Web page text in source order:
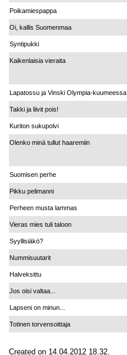
Poikamiespappa
Oi, kallis Suomenmaa
Syntipukki
Kaikenlaisia vieraita
Lapatossu ja Vinski Olympia-kuumeessa
Takki ja liivit pois!
Kuriton sukupolvi
Olenko minä tullut haaremiin
Suomisen perhe
Pikku pelimanni
Perheen musta lammas
Vieras mies tuli taloon
Syyllisiäkö?
Nummisuutarit
Halveksittu
Jos oisi valtaa...
Lapseni on minun...
Totinen torvensoittaja
Created on 14.04.2012 18.32.